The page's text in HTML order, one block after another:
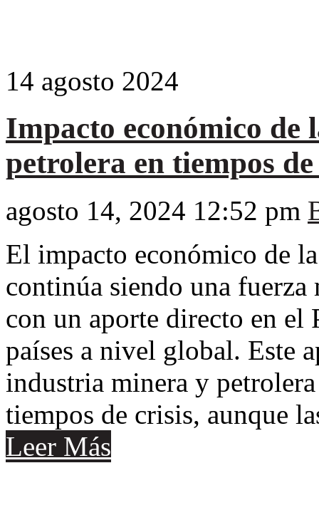
14 agosto 2024
Impacto económico
petrolera en tiempos
agosto 14, 2024 12:52 pm
El impacto económico de
continúa siendo una
con un aporte directo en
países a nivel global. Este
industria minera y
tiempos de crisis, aunque
Leer Más